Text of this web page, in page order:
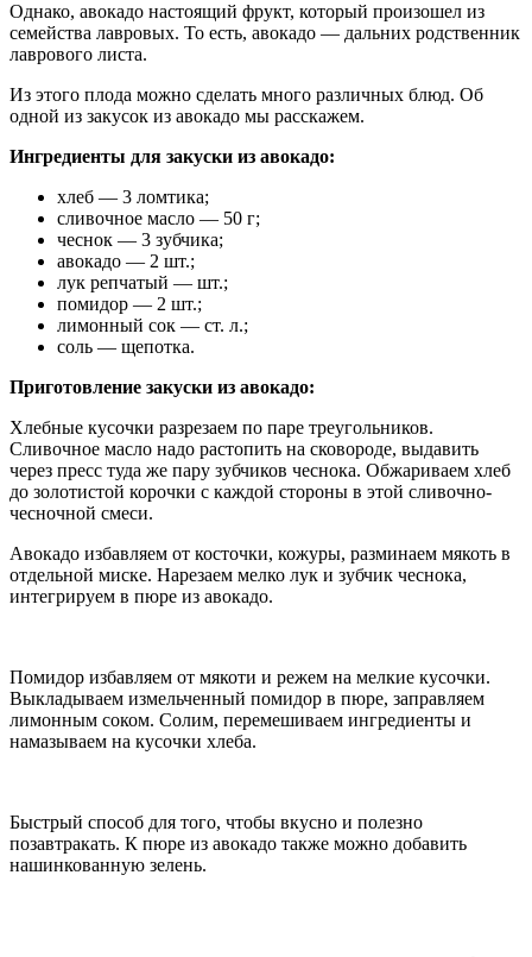
Однако, авокадо настоящий фрукт, который произошел из
семейства лавровых. То есть, авокадо — дальних родственник
лаврового листа.
Из этого плода можно сделать много различных блюд. Об
одной из закусок из авокадо мы расскажем.
Ингредиенты для закуски из авокадо:
хлеб — 3 ломтика;
сливочное масло — 50 г;
чеснок — 3 зубчика;
авокадо — 2 шт.;
лук репчатый — шт.;
помидор — 2 шт.;
лимонный сок — ст. л.;
соль — щепотка.
Приготовление закуски из авокадо:
Хлебные кусочки разрезаем по паре треугольников.
Сливочное масло надо растопить на сковороде, выдавить
через пресс туда же пару зубчиков чеснока. Обжариваем хлеб
до золотистой корочки с каждой стороны в этой сливочно-
чесночной смеси.
Авокадо избавляем от косточки, кожуры, разминаем мякоть в
отдельной миске. Нарезаем мелко лук и зубчик чеснока,
интегрируем в пюре из авокадо.
Помидор избавляем от мякоти и режем на мелкие кусочки.
Выкладываем измельченный помидор в пюре, заправляем
лимонным соком. Солим, перемешиваем ингредиенты и
намазываем на кусочки хлеба.
Быстрый способ для того, чтобы вкусно и полезно
позавтракать. К пюре из авокадо также можно добавить
нашинкованную зелень.